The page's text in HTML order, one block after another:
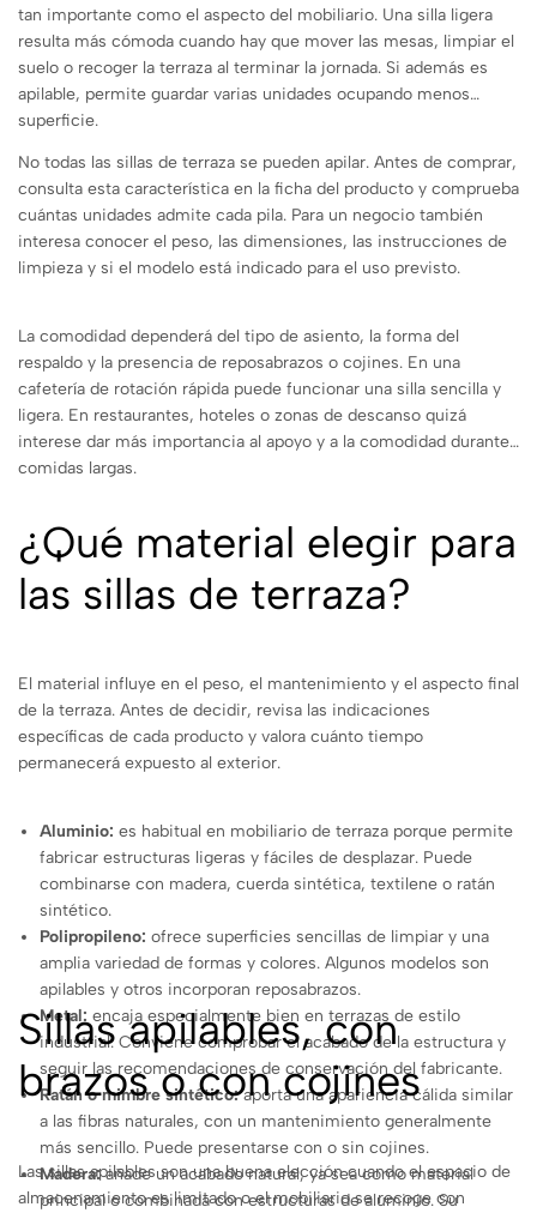
tan importante como el aspecto del mobiliario. Una silla ligera
resulta más cómoda cuando hay que mover las mesas, limpiar el
suelo o recoger la terraza al terminar la jornada. Si además es
apilable, permite guardar varias unidades ocupando menos
superficie.
No todas las sillas de terraza se pueden apilar. Antes de comprar,
consulta esta característica en la ficha del producto y comprueba
cuántas unidades admite cada pila. Para un negocio también
interesa conocer el peso, las dimensiones, las instrucciones de
limpieza y si el modelo está indicado para el uso previsto.
La comodidad dependerá del tipo de asiento, la forma del
respaldo y la presencia de reposabrazos o cojines. En una
cafetería de rotación rápida puede funcionar una silla sencilla y
ligera. En restaurantes, hoteles o zonas de descanso quizá
interese dar más importancia al apoyo y a la comodidad durante
comidas largas.
¿Qué material elegir para
las sillas de terraza?
El material influye en el peso, el mantenimiento y el aspecto final
de la terraza. Antes de decidir, revisa las indicaciones
específicas de cada producto y valora cuánto tiempo
permanecerá expuesto al exterior.
Aluminio: es habitual en mobiliario de terraza porque permite
fabricar estructuras ligeras y fáciles de desplazar. Puede
combinarse con madera, cuerda sintética, textilene o ratán
sintético.
Polipropileno: ofrece superficies sencillas de limpiar y una
amplia variedad de formas y colores. Algunos modelos son
apilables y otros incorporan reposabrazos.
Metal: encaja especialmente bien en terrazas de estilo
industrial. Conviene comprobar el acabado de la estructura y
seguir las recomendaciones de conservación del fabricante.
Ratán o mimbre sintético:aporta una apariencia cálida similar
a las fibras naturales, con un mantenimiento generalmente
más sencillo. Puede presentarse con o sin cojines.
Madera:añade un acabado natural, ya sea como material
principal o combinada con estructuras de aluminio. Su
Sillas apilables, con
brazos o con cojines
Las sillas apilables son una buena elección cuando el espacio de
almacenamiento es limitado o el mobiliario se recoge con